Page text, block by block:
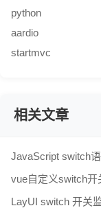
python
aardio
startmvc
相关文章
JavaScript switch
vue自定义switch
LayUI switch 开关